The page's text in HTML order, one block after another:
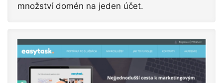
množství domén na jeden účet.